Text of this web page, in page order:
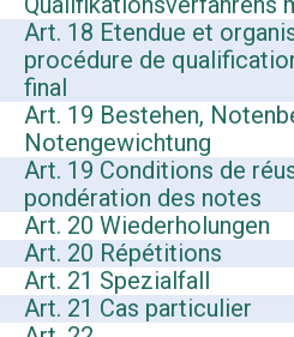
Art. 18 Etendue et
procédure de
final
Art. 19 Bestehen,
Notengewichtung
Art. 19 Conditions de
pondération des notes
Art. 20 Wiederholungen
Art. 20 Répétitions
Art. 21 Spezialfall
Art. 21 Cas particulier